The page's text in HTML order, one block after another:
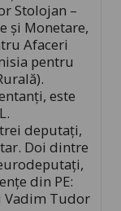
Stolojan –
şi Monetare,
Afaceri
pentru
este
deputaţi,
Doi dintre
din PE:
Vadim Tudor